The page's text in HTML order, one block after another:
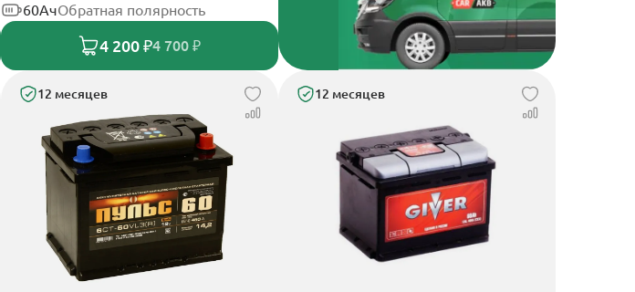
60АчОбратная полярность
4 200 ₽4 700 ₽
12 месяцев 12 месяцев